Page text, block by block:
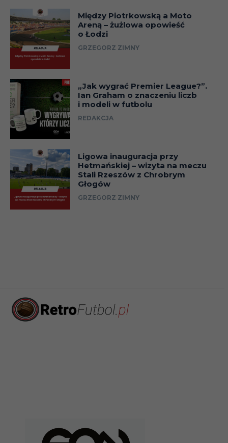
Między Piotrkowską a Moto
Areną – żużlowa opowieść
o Łodzi
GRZEGORZ ZIMNY
„Jak wygrać Premier League?”.
Ian Graham o znaczeniu liczb
i modeli w futbolu
REDAKCJA
Ligowa inauguracja przy
Hetmańskiej – wizyta na meczu
Stali Rzeszów z Chrobrym
Głogów
GRZEGORZ ZIMNY